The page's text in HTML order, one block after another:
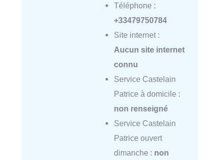
Téléphone :
+33479750784
Site internet :
Aucun site internet
connu
Service Castelain
Patrice à domicile :
non renseigné
Service Castelain
Patrice ouvert
dimanche : non